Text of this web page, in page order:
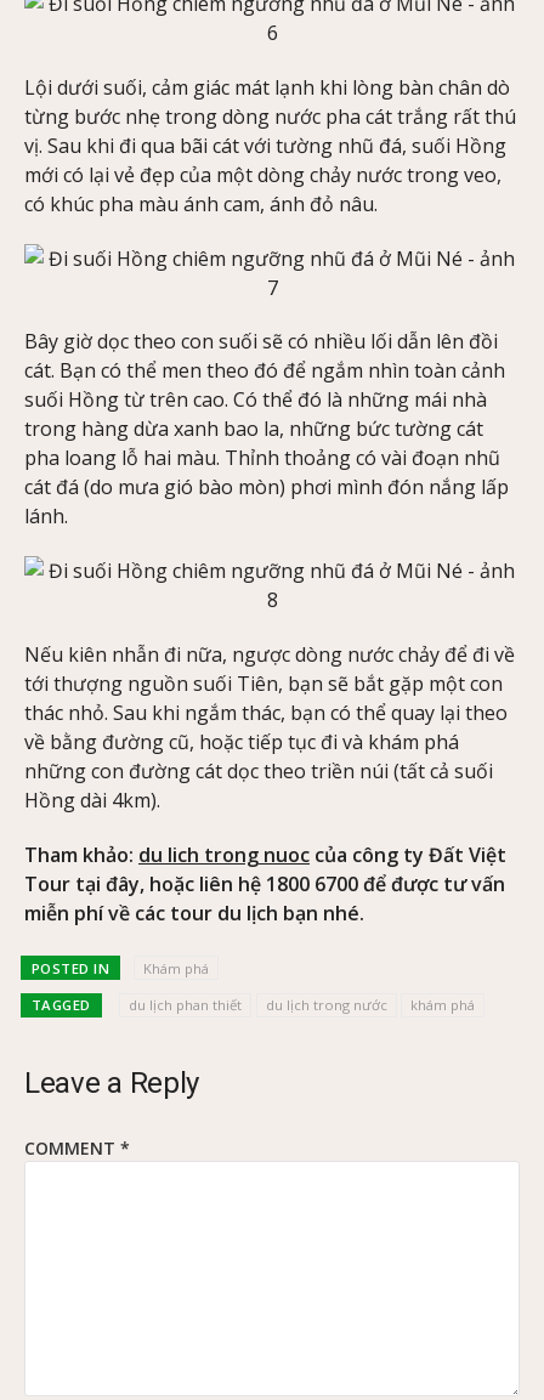
Lội dưới suối, cảm giác mát lạnh khi lòng bàn chân dò
từng bước nhẹ trong dòng nước pha cát trắng rất thú
vị. Sau khi đi qua bãi cát với tường nhũ đá, suối Hồng
mới có lại vẻ đẹp của một dòng chảy nước trong veo,
có khúc pha màu ánh cam, ánh đỏ nâu.
Bây giờ dọc theo con suối sẽ có nhiều lối dẫn lên đồi
cát. Bạn có thể men theo đó để ngắm nhìn toàn cảnh
suối Hồng từ trên cao. Có thể đó là những mái nhà
trong hàng dừa xanh bao la, những bức tường cát
pha loang lỗ hai màu. Thỉnh thoảng có vài đoạn nhũ
cát đá (do mưa gió bào mòn) phơi mình đón nắng lấp
lánh.
Nếu kiên nhẫn đi nữa, ngược dòng nước chảy để đi về
tới thượng nguồn suối Tiên, bạn sẽ bắt gặp một con
thác nhỏ. Sau khi ngắm thác, bạn có thể quay lại theo
về bằng đường cũ, hoặc tiếp tục đi và khám phá
những con đường cát dọc theo triền núi (tất cả suối
Hồng dài 4km).
Tham khảo: du lich trong nuoc của công ty Đất Việt
Tour tại đây, hoặc liên hệ 1800 6700 để được tư vấn
miễn phí về các tour du lịch bạn nhé.
POSTED IN Khám phá
TAGGED du lịch phan thiết du lịch trong nước khám phá
Leave a Reply
COMMENT *